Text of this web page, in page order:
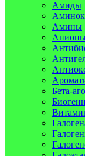
Амиды
Амины
Бета-